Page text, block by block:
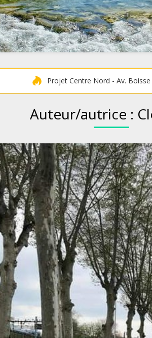
Projet Centre Nord - Av. Boisse
Auteur/autrice :